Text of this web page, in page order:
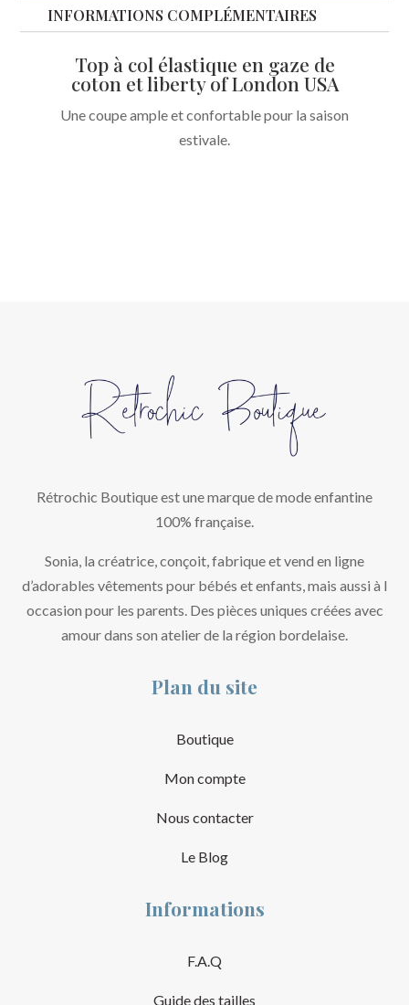
sorbet
INFORMATIONS COMPLÉMENTAIRES
Top à col élastique en gaze de
coton et liberty of London USA
Une coupe ample et confortable pour la saison
estivale.
Rétrochic Boutique est une marque de mode enfantine
100% française.
Sonia, la créatrice, conçoit, fabrique et vend en ligne
d’adorables vêtements pour bébés et enfants, mais aussi à l
occasion pour les parents. Des pièces uniques créées avec
amour dans son atelier de la région bordelaise.
Plan du site
Boutique
Mon compte
Nous contacter
Le Blog
Informations
F.A.Q
Guide des tailles